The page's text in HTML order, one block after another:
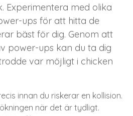
Experimentera med olika
ups för att hitta de
bäst för dig. Genom att
power-ups kan du ta dig
var möjligt i chicken
innan du riskerar en kollision.
när det är tydligt.